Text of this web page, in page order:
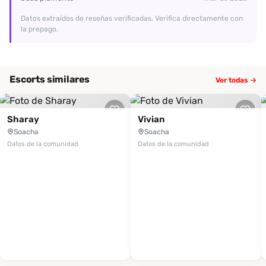
Datos extraídos de reseñas verificadas. Verifica directamente con
la prepago.
Escorts similares Ver todas →
Sharay
Soacha
Datos de la comunidad
Vivian
Soacha
Datos de la comunidad